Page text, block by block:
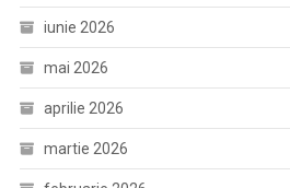
iunie 2026
mai 2026
aprilie 2026
martie 2026